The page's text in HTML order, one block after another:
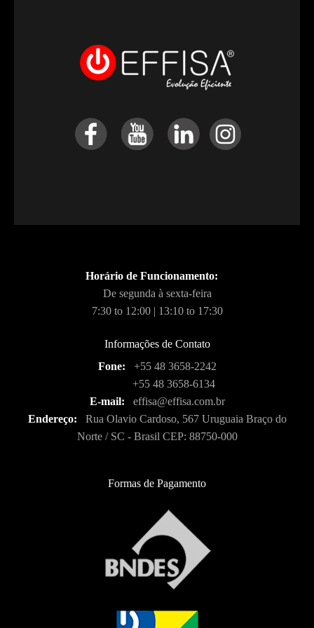
Horário de Funcionamento:
De segunda à sexta-feira
7:30 to 12:00 | 13:10 to 17:30
Informações de Contato
Fone:
+55 48 3658-2242
+55 48 3658-6134
E-mail:
effisa@effisa.com.br
Endereço:
Rua Olavio Cardoso, 567 Uruguaia Braço do
Norte / SC - Brasil CEP: 88750-000
Formas de Pagamento